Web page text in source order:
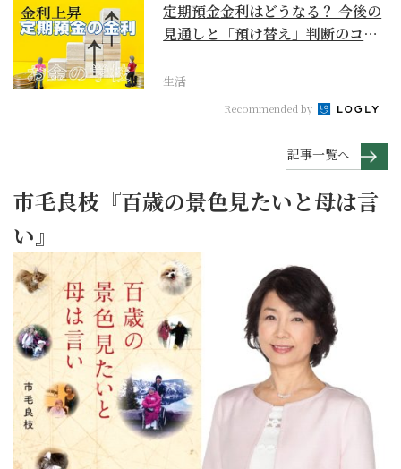
定期預金金利はどうなる？ 今後の
見通しと「預け替え」判断のコツ
生活
Recommended by
記事一覧へ
市毛良枝『百歳の景色見たいと母は言
い』